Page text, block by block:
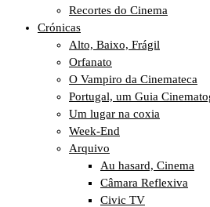
Recortes do Cinema
Crónicas
Alto, Baixo, Frágil
Orfanato
O Vampiro da Cinemateca
Portugal, um Guia
Um lugar na coxia
Week-End
Arquivo
Au hasard, Cinema
Câmara Reflexiva
Civic TV